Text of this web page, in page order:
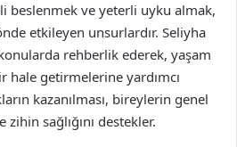
beslenmek ve yeterli uyku almak,
etkileyen unsurlardır. Seliyha
rehberlik ederek, yaşam
hale getirmelerine yardımcı
kazanılması, bireylerin genel
sağlığını destekler.